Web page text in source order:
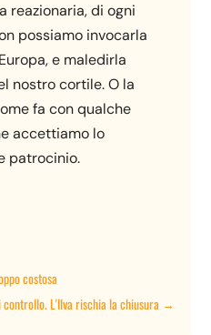
reazionaria, di ogni
possiamo invocarla
e maledirla
nostro cortile. O la
fa con qualche
accettiamo lo
patrocinio.
costosa
L'Ilva rischia la chiusura →